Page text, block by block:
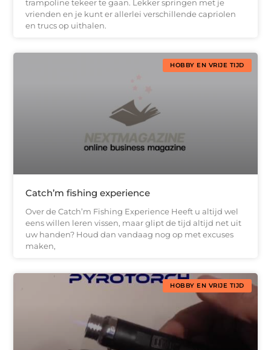
trampoline tekeer te gaan. Lekker springen met je
vrienden en je kunt er allerlei verschillende capriolen
en trucs op uithalen.
HOBBY EN VRIJE TIJD
Catch’m fishing experience
Over de Catch’m Fishing Experience Heeft u altijd wel
eens willen leren vissen, maar glipt de tijd altijd net uit
uw handen? Houd dan vandaag nog op met excuses
maken,
HOBBY EN VRIJE TIJD